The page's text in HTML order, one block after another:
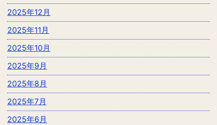
2025年12月
2025年11月
2025年10月
2025年9月
2025年8月
2025年7月
2025年6月